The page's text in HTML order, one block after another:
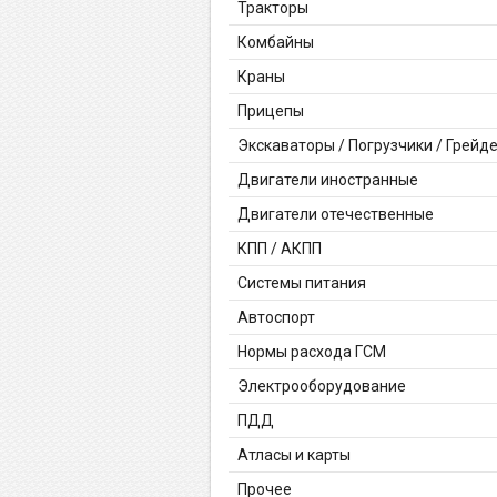
Тракторы
Комбайны
Краны
Прицепы
Экскаваторы / Погрузчики /
Двигатели иностранные
Двигатели отечественные
КПП / АКПП
Системы питания
Автоспорт
Нормы расхода ГСМ
Электрооборудование
ПДД
Атласы и карты
Прочее